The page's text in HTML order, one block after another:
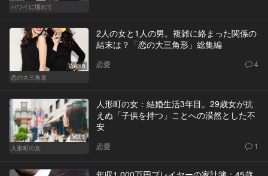
ハワイに憧れて
Vol.16
恋の大三角形
2人の女と1人の男。複雑に絡まった関係の
結末は？「恋の大三角形」総集編
恋愛 4
Vol.1
人形町の女
人形町の女：結婚生活3年目。29歳女が抗
えぬ「子供を持つ」ことへの漠然とした不
安
恋愛 1